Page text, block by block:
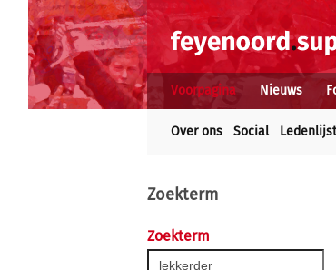
Voorpagina Nieuws
Over ons Social Ledenlijst
Zoekterm
Zoekterm